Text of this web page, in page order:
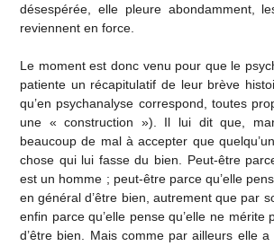
désespérée, elle pleure abondamment,
reviennent en force.
Le moment est donc venu pour que le
patiente un récapitulatif de leur brève
qu’en psychanalyse correspond, toutes
une « construction »). Il lui dit que,
beaucoup de mal à accepter que
chose qui lui fasse du bien. Peut-être
est un homme ; peut-être parce qu’elle
en général d’être bien, autrement que par
enfin parce qu’elle pense qu’elle ne mérite
d’être bien. Mais comme par ailleurs elle a